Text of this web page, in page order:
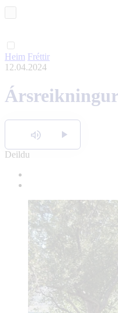
Heim Fréttir
12.04.2024
Hlusta
Deildu